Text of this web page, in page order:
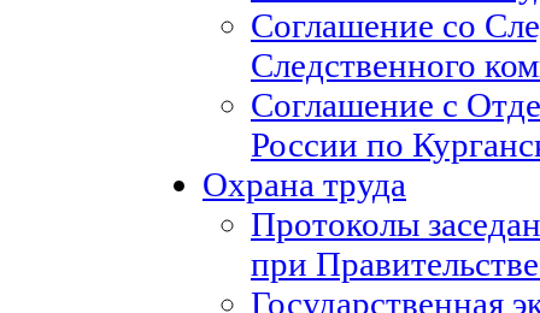
Соглашение со
Следственного
Соглашение с
России по
Охрана труда
Протоколы
при
Государственная